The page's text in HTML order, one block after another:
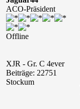
ACO-Präsident
Offline
XJR - Gr. C 4ever
Beiträge: 22751
Stockum